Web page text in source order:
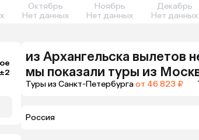
Октябрь
Нет данных
Ноябрь
Нет данных
Декабрь
Нет данных
из Архангельска вылетов
мы показали туры из
Туры из Санкт-Петербургаот 46 823 ₽
Россия